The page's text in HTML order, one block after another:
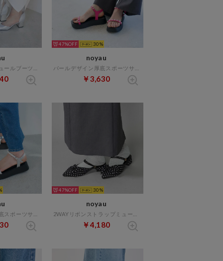
47% 30
noyau
￥3,630
47% 30
noyau
￥4,180